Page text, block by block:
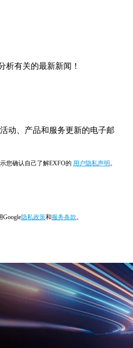
析有关的最新新闻！
动、产品和服务更新的电子邮
您确认自己了解EXFO的 用户隐私声明 。
Google隐私政策和服务条款。